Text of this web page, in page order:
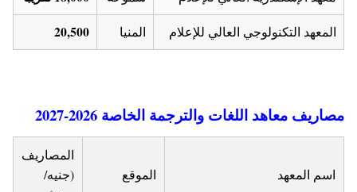
المعهد التكنولوجي العالي للإعلام المنيا 20,500
مصاريف معاهد اللغات والترجمة الخاصة 2026-2027
اسم المعهد الموقع
المصاريف
(جنيه/